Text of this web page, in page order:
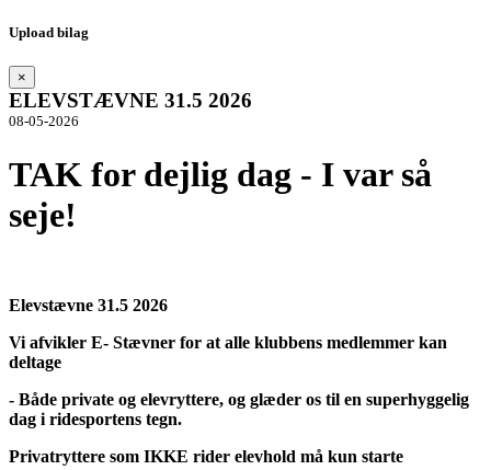
Upload bilag
×
ELEVSTÆVNE 31.5 2026
08-05-2026
TAK for dejlig dag - I var så
seje!
Elevstævne 31.5 2026
Vi afvikler E- Stævner for at alle klubbens medlemmer kan
deltage
- Både private og elevryttere, og glæder os til en superhyggelig
dag i ridesportens tegn.
Privatryttere som IKKE rider elevhold må kun starte